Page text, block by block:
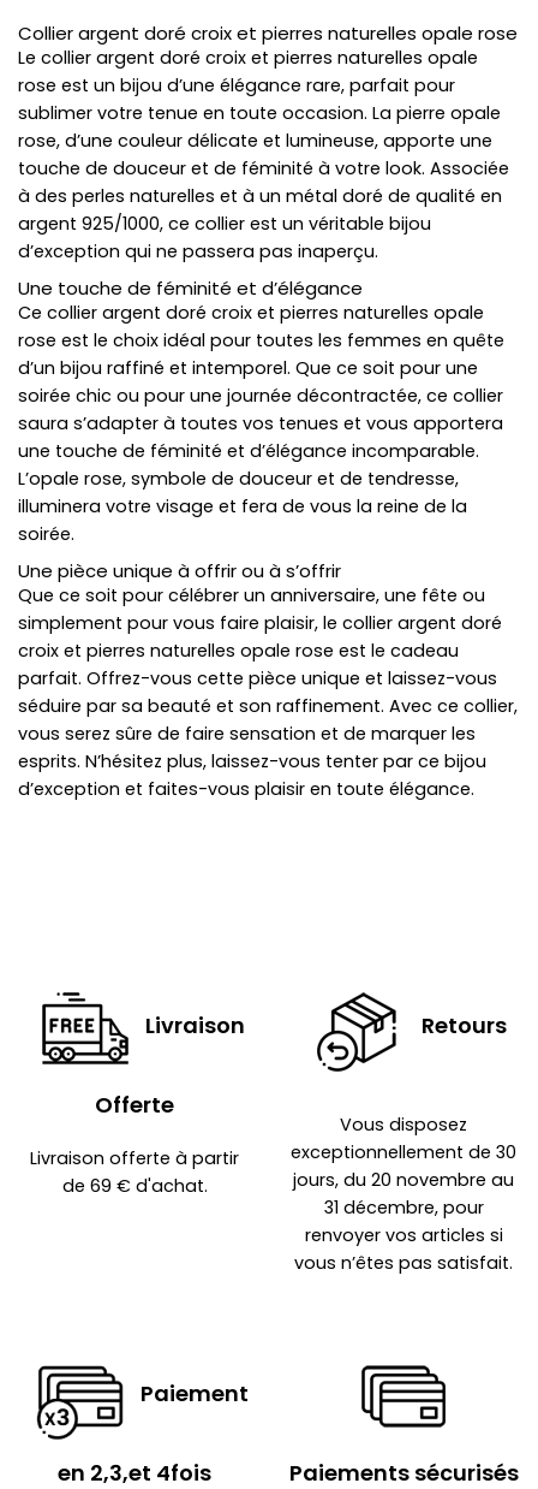
Collier argent doré croix et pierres naturelles opale rose
Le collier argent doré croix et pierres naturelles opale
rose est un bijou d’une élégance rare, parfait pour
sublimer votre tenue en toute occasion. La pierre opale
rose, d’une couleur délicate et lumineuse, apporte une
touche de douceur et de féminité à votre look. Associée
à des perles naturelles et à un métal doré de qualité en
argent 925/1000, ce collier est un véritable bijou
d’exception qui ne passera pas inaperçu.
Une touche de féminité et d’élégance
Ce collier argent doré croix et pierres naturelles opale
rose est le choix idéal pour toutes les femmes en quête
d’un bijou raffiné et intemporel. Que ce soit pour une
soirée chic ou pour une journée décontractée, ce collier
saura s’adapter à toutes vos tenues et vous apportera
une touche de féminité et d’élégance incomparable.
L’opale rose, symbole de douceur et de tendresse,
illuminera votre visage et fera de vous la reine de la
soirée.
Une pièce unique à offrir ou à s’offrir
Que ce soit pour célébrer un anniversaire, une fête ou
simplement pour vous faire plaisir, le collier argent doré
croix et pierres naturelles opale rose est le cadeau
parfait. Offrez-vous cette pièce unique et laissez-vous
séduire par sa beauté et son raffinement. Avec ce collier,
vous serez sûre de faire sensation et de marquer les
esprits. N’hésitez plus, laissez-vous tenter par ce bijou
d’exception et faites-vous plaisir en toute élégance.
Livraison
Offerte
Livraison offerte à partir
de 69 € d'achat.
Retours
Vous disposez
exceptionnellement de 30
jours, du 20 novembre au
31 décembre, pour
renvoyer vos articles si
vous n’êtes pas satisfait.
Paiement
en 2,3,et 4fois Paiements sécurisés